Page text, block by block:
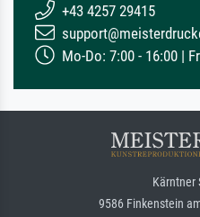
+43 4257 29415
Mo-Do: 7:00 - 16:00 |
Kärntner
9586 Finkenstein